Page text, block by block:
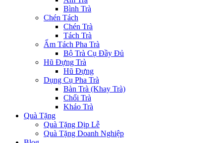
Bình Trà
Chén Tách
Chén Trà
Tách Trà
Ấm Tách Pha Trà
Bộ Trà Cụ Đầy Đủ
Hũ Đựng Trà
Hũ Đựng
Dụng Cụ Pha Trà
Bàn Trà (Khay Trà)
Chổi Trà
Kháo Trà
Quà Tặng
Quà Tặng Dịp Lễ
Quà Tặng Doanh Nghiệp